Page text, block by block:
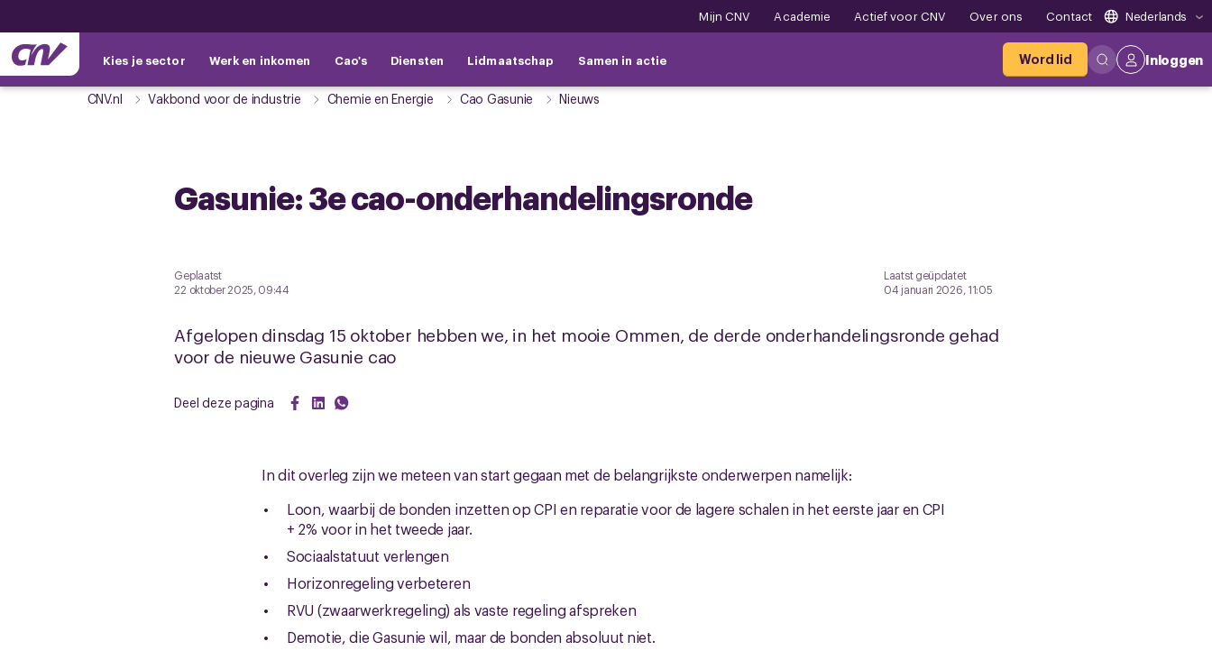
Mijn CNV Academie Actief voor CNV Over ons Contact Nederlands
Kies je sector Werk en inkomen Cao's Diensten Lidmaatschap Samen in actie Word lid Inloggen
CNV.nl Vakbond voor de industrie Chemie en Energie Cao Gasunie Nieuws
Gasunie: 3e cao-onderhandelingsronde
Geplaatst
22 oktober 2025, 09:44
Laatst geüpdatet
04 januari 2026, 11:05
Afgelopen dinsdag 15 oktober hebben we, in het mooie Ommen, de derde onderhandelingsronde gehad
voor de nieuwe Gasunie cao
Deel deze pagina
In dit overleg zijn we meteen van start gegaan met de belangrijkste onderwerpen namelijk:
Loon, waarbij de bonden inzetten op CPI en reparatie voor de lagere schalen in het eerste jaar en CPI
+ 2% voor in het tweede jaar.
Sociaalstatuut verlengen
Horizonregeling verbeteren
RVU (zwaarwerkregeling) als vaste regeling afspreken
Demotie, die Gasunie wil, maar de bonden absoluut niet.